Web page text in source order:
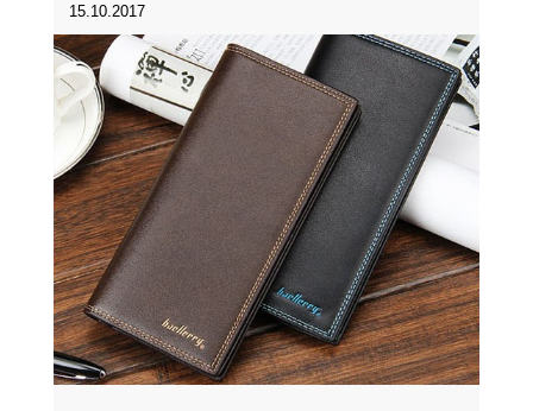
15.10.2017